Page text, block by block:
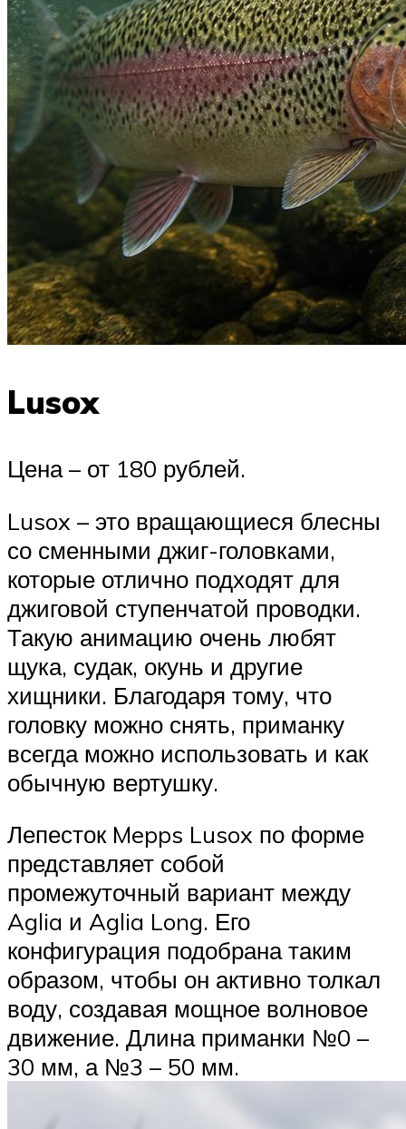
Lusox
Цена – от 180 рублей.
Lusox – это вращающиеся блесны
со сменными джиг-головками,
которые отлично подходят для
джиговой ступенчатой проводки.
Такую анимацию очень любят
щука, судак, окунь и другие
хищники. Благодаря тому, что
головку можно снять, приманку
всегда можно использовать и как
обычную вертушку.
Лепесток Mepps Lusox по форме
представляет собой
промежуточный вариант между
Aglia и Aglia Long. Его
конфигурация подобрана таким
образом, чтобы он активно толкал
воду, создавая мощное волновое
движение. Длина приманки №0 –
30 мм, а №3 – 50 мм.